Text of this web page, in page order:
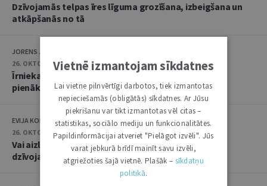
Dzīvojamās telpas īres līguma grozīšana, izbeigšana un
atkāpšanās no tā
JORENS JAUNOZOLS
26. OKTOBRIS 2021
Īrnieka un mājoklī iemitināto personu tiesības un
pienākumi
EVIJA KOLBERGA
26. OKTOBRIS 2021
Vai aizliegums izīrētājam netraucēt īrnieku lietot
dzīvojamo telpu ir absolūts
Vietnē izmantojam sīkdatnes
Lai vietne pilnvērtīgi darbotos, tiek izmantotas
nepieciešamās (obligātās) sīkdatnes. Ar Jūsu
piekrišanu var tikt izmantotas vēl citas –
statistikas, sociālo mediju un funkcionalitātes.
Papildinformācijai atveriet "Pielāgot izvēli". Jūs
varat jebkurā brīdī mainīt savu izvēli,
atgriežoties šajā vietnē. Plašāk – sīkdatņu
politikā.